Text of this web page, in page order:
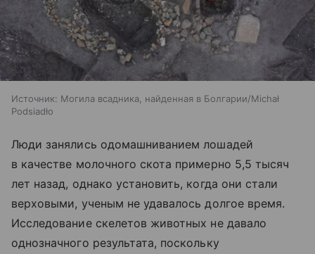
Источник: Могила всадника, найденная в Болгарии/Michał
Podsiadło
Люди занялись одомашниванием лошадей
в качестве молочного скота примерно 5,5 тысяч
лет назад, однако установить, когда они стали
верховыми, ученым не удавалось долгое время.
Исследование скелетов животных не давало
однозначного результата, поскольку